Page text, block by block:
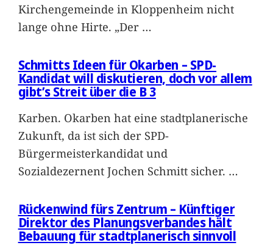
Kirchengemeinde in Kloppenheim nicht
lange ohne Hirte. „Der …
Schmitts Ideen für Okarben – SPD-
Kandidat will diskutieren, doch vor allem
gibt’s Streit über die B 3
Karben. Okarben hat eine stadtplanerische
Zukunft, da ist sich der SPD-
Bürgermeisterkandidat und
Sozialdezernent Jochen Schmitt sicher. …
Rückenwind fürs Zentrum – Künftiger
Direktor des Planungsverbandes hält
Bebauung für stadtplanerisch sinnvoll